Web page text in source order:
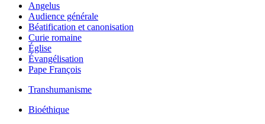
Angelus
Audience générale
Béatification et canonisation
Curie romaine
Église
Évangélisation
Pape François
Transhumanisme
Bioéthique